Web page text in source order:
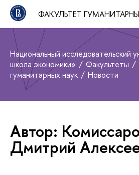
ФАКУЛЬТЕТ
Национальный исследовательский
школа экономики»
Факультеты
гуманитарных наук
Новости
Автор:
Дмитрий